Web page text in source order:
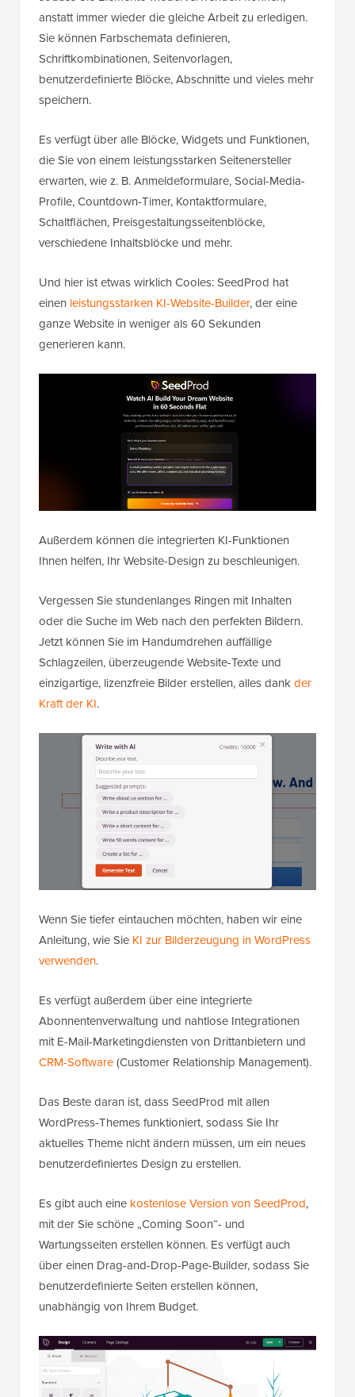
anstatt immer wieder die gleiche Arbeit zu erledigen.
Sie können Farbschemata definieren,
Schriftkombinationen, Seitenvorlagen,
benutzerdefinierte Blöcke, Abschnitte und vieles mehr
speichern.
Es verfügt über alle Blöcke, Widgets und Funktionen,
die Sie von einem leistungsstarken Seitenersteller
erwarten, wie z. B. Anmeldeformulare, Social-Media-
Profile, Countdown-Timer, Kontaktformulare,
Schaltflächen, Preisgestaltungsseitenblöcke,
verschiedene Inhaltsblöcke und mehr.
Und hier ist etwas wirklich Cooles: SeedProd hat
einen leistungsstarken KI-Website-Builder, der eine
ganze Website in weniger als 60 Sekunden
generieren kann.
Außerdem können die integrierten KI-Funktionen
Ihnen helfen, Ihr Website-Design zu beschleunigen.
Vergessen Sie stundenlanges Ringen mit Inhalten
oder die Suche im Web nach den perfekten Bildern.
Jetzt können Sie im Handumdrehen auffällige
Schlagzeilen, überzeugende Website-Texte und
einzigartige, lizenzfreie Bilder erstellen, alles dankder
Kraft der KI.
Wenn Sie tiefer eintauchen möchten, haben wir eine
Anleitung, wie Sie KI zur Bilderzeugung in WordPress
verwenden.
Es verfügt außerdem über eine integrierte
Abonnentenverwaltung und nahtlose Integrationen
mit E-Mail-Marketingdiensten von Drittanbietern und
CRM-Software(Customer Relationship Management).
Das Beste daran ist, dass SeedProd mit allen
WordPress-Themes funktioniert, sodass Sie Ihr
aktuelles Theme nicht ändern müssen, um ein neues
benutzerdefiniertes Design zu erstellen.
Es gibt auch eine kostenlose Version von SeedProd,
mit der Sie schöne „Coming Soon“- und
Wartungsseiten erstellen können. Es verfügt auch
über einen Drag-and-Drop-Page-Builder, sodass Sie
benutzerdefinierte Seiten erstellen können,
unabhängig von Ihrem Budget.